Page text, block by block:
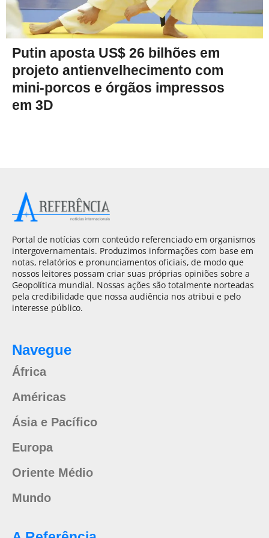
Putin aposta US$ 26 bilhões em
projeto antienvelhecimento com
mini-porcos e órgãos impressos
em 3D
Portal de notícias com conteúdo referenciado em organismos
intergovernamentais. Produzimos informações com base em
notas, relatórios e pronunciamentos oficiais, de modo que
nossos leitores possam criar suas próprias opiniões sobre a
Geopolítica mundial. Nossas ações são totalmente norteadas
pela credibilidade que nossa audiência nos atribui e pelo
interesse público.
Navegue
África
Américas
Ásia e Pacífico
Europa
Oriente Médio
Mundo